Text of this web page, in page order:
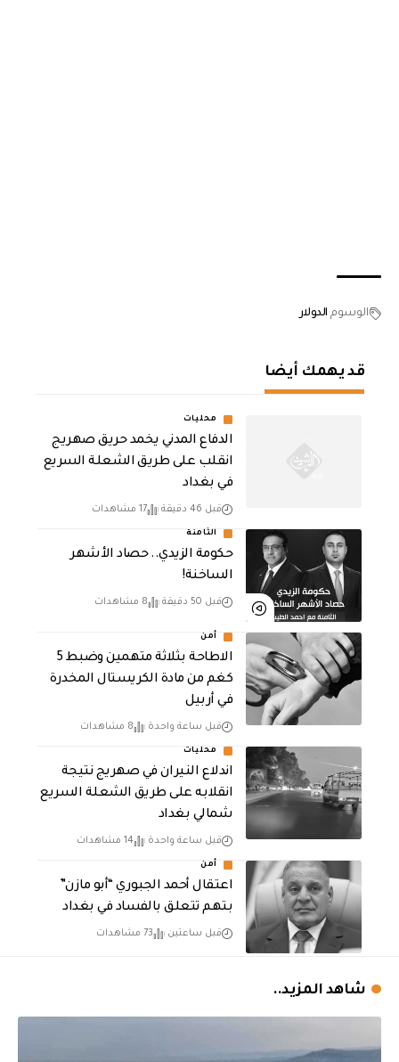
الوسوم الدولار
قد يهمك أيضا
محليات
الدفاع المدني يخمد حريق صهريج
انقلب على طريق الشعلة السريع
في بغداد
قبل 46 دقيقة 17 مشاهدات
الثامنة
حكومة الزيدي.. حصاد الأشهر
الساخنة!
قبل 50 دقيقة 8 مشاهدات
أمن
الاطاحة بثلاثة متهمين وضبط 5
كغم من مادة الكريستال المخدرة ​
في أربيل
قبل ساعة واحدة 8 مشاهدات
محليات
اندلاع النيران في صهريج نتيجة
انقلابه على طريق الشعلة السريع
شمالي بغداد
قبل ساعة واحدة 14 مشاهدات
أمن
اعتقال أحمد الجبوري “أبو مازن”
بتهم تتعلق بالفساد في بغداد
قبل ساعتين 73 مشاهدات
شاهد المزيد..